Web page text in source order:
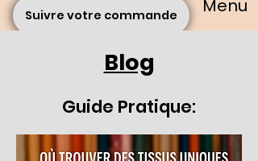
Suivre votre commande Menu
Blog
Guide Pratique: